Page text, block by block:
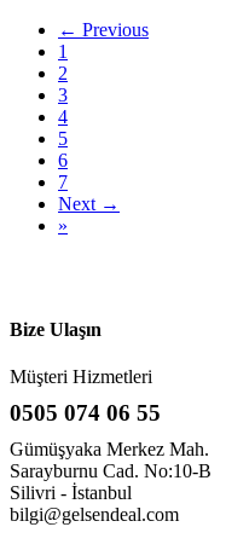
← Previous
1
2
3
4
5
6
7
Next →
»
Bize Ulaşın
Müşteri Hizmetleri
0505 074 06 55
Gümüşyaka Merkez Mah.
Sarayburnu Cad. No:10-B
Silivri - İstanbul
bilgi@gelsendeal.com